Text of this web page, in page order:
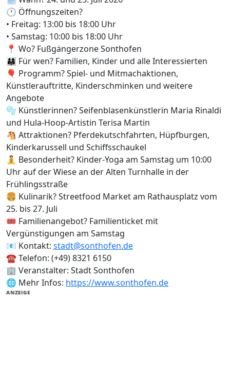
🕐 Öffnungszeiten?
• Freitag: 13:00 bis 18:00 Uhr
• Samstag: 10:00 bis 18:00 Uhr
📍 Wo? Fußgängerzone Sonthofen
👨‍👩‍👧 Für wen? Familien, Kinder und alle Interessierten
🎈 Programm? Spiel- und Mitmachaktionen,
Künstlerauftritte, Kinderschminken und weitere
Angebote
🫧 Künstlerinnen? Seifenblasenkünstlerin Maria Rinaldi
und Hula-Hoop-Artistin Terisa Martin
🐴 Attraktionen? Pferdekutschfahrten, Hüpfburgen,
Kinderkarussell und Schiffsschaukel
🧘 Besonderheit? Kinder-Yoga am Samstag um 10:00
Uhr auf der Wiese an der Alten Turnhalle in der
Frühlingsstraße
🍔 Kulinarik? Streetfood Market am Rathausplatz vom
25. bis 27. Juli
🎟️ Familienangebot? Familienticket mit
Vergünstigungen am Samstag
📧 Kontakt: stadt@sonthofen.de
☎️ Telefon: (+49) 8321 6150
🏢 Veranstalter: Stadt Sonthofen
🌐 Mehr Infos: https://www.sonthofen.de
ANZEIGE